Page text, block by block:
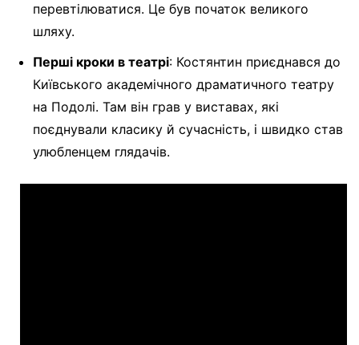
перевтілюватися. Це був початок великого
шляху.
Перші кроки в театрі: Костянтин приєднався до
Київського академічного драматичного театру
на Подолі. Там він грав у виставах, які
поєднували класику й сучасність, і швидко став
улюбленцем глядачів.